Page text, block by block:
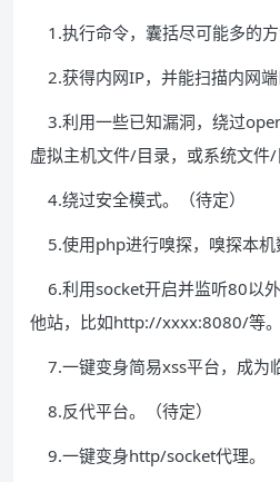
1.执行命令，囊括尽可能多的
2.获得内网IP，并能扫描内网
3.利用一些已知漏洞，绕过
虚拟主机文件/目录，或系统文件/
4.绕过安全模式。（待定）
5.使用php进行嗅探，嗅探本机
6.利用socket开启并监听80以
他站，比如http://xxxx:8080/等。
7.一键变身简易xss平台，成为
8.反代平台。（待定）
9.一键变身http/socket代理。